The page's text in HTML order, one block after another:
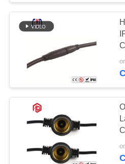
Mannelijke
Vrouwelijke
Schakelaar